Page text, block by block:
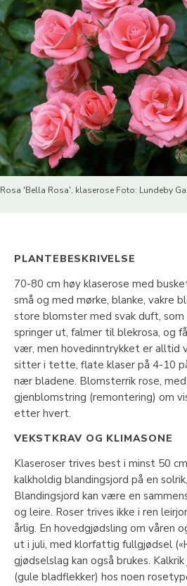
Rosa 'Bella Rosa', klaserose Foto: Lundeby
PLANTEBESKRIVELSE
70-80 cm høy klaserose med
små og med mørke, blanke, vakre
store blomster med svak duft, som
springer ut, falmer til blekrosa, og
vær, men hovedinntrykket er alltid
sitter i tette, flate klaser på 4-10
nær bladene. Blomsterrik rose,
gjenblomstring (remontering) om
etter hvert.
VEKSTKRAV OG KLIMASONE
Klaseroser trives best i minst 50
kalkholdig blandingsjord på en
Blandingsjord kan være en
og leire. Roser trives ikke i ren
årlig. En hovedgjødsling om våren
ut i juli, med klorfattig fullgjødsel
gjødselslag kan også brukes.
(gule bladflekker) hos noen